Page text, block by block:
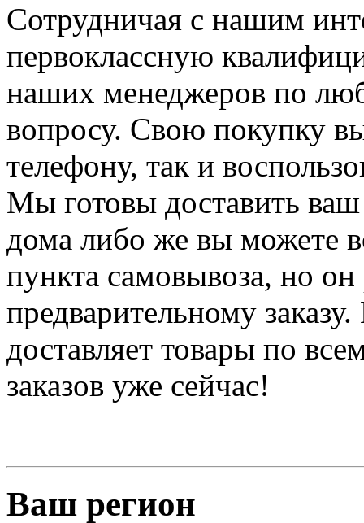
Сотрудничая с нашим
первоклассную
наших менеджеров по
вопросу. Свою покупку
телефону, так и
Мы готовы доставить
дома либо же вы можете
пункта самовывоза, но он
предварительному
доставляет товары по
заказов уже сейчас!
Ваш регион